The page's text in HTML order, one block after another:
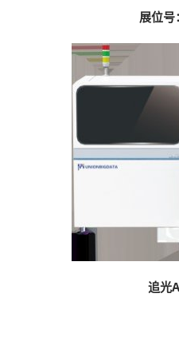
展位
追光